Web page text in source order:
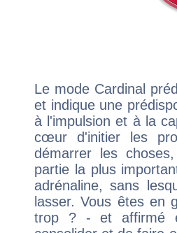
Le mode Cardinal
et indique une
à l'impulsion et à la
cœur d'initier les
démarrer les
partie la plus
adrénaline, sans
lasser. Vous êtes en
trop ? - et affirmé